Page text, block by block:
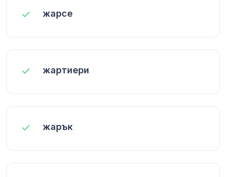
жарсе
жартиери
жарък